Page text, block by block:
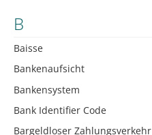
B
Baisse
Bankenaufsicht
Bankensystem
Bank Identifier Code
Bargeldloser Zahlungsverkehr